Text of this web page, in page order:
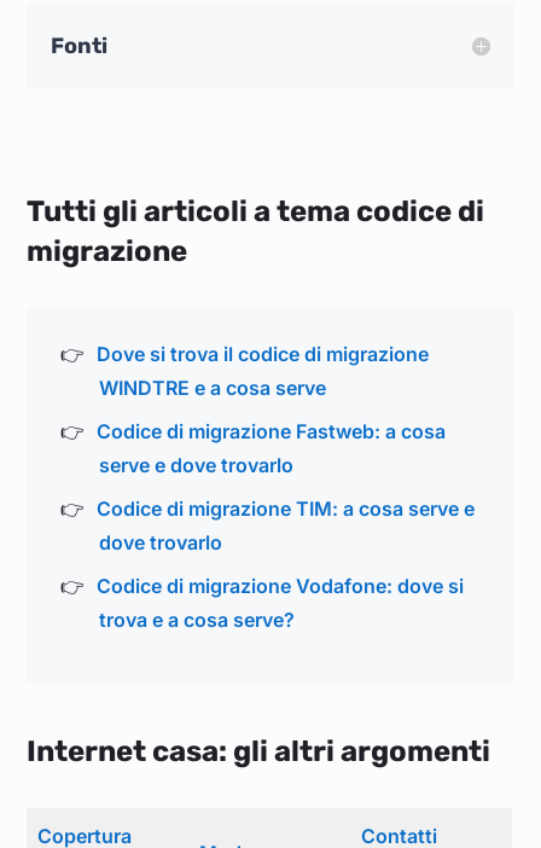
Fonti
Tutti gli articoli a tema codice di
migrazione
Dove si trova il codice di migrazione
WINDTRE e a cosa serve
Codice di migrazione Fastweb: a cosa
serve e dove trovarlo
Codice di migrazione TIM: a cosa serve e
dove trovarlo
Codice di migrazione Vodafone: dove si
trova e a cosa serve?
Internet casa: gli altri argomenti
Copertura
Contatti